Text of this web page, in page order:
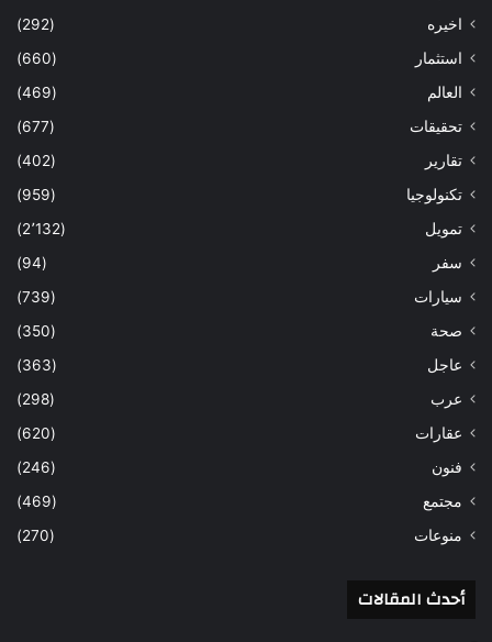
اخيره
(292)
استثمار
(660)
العالم
(469)
تحقيقات
(677)
تقارير
(402)
تكنولوجيا
(959)
تمويل
(2٬132)
سفر
(94)
سيارات
(739)
صحة
(350)
عاجل
(363)
عرب
(298)
عقارات
(620)
فنون
(246)
مجتمع
(469)
منوعات
(270)
أحدث المقالات